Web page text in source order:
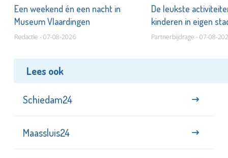
Een weekend én een nacht in
Museum Vlaardingen
Redactie - 07-08-2026
De leukste
kinderen in eigen
Partnerbijdrage - 07-08-
Lees ook
Schiedam24
Maassluis24